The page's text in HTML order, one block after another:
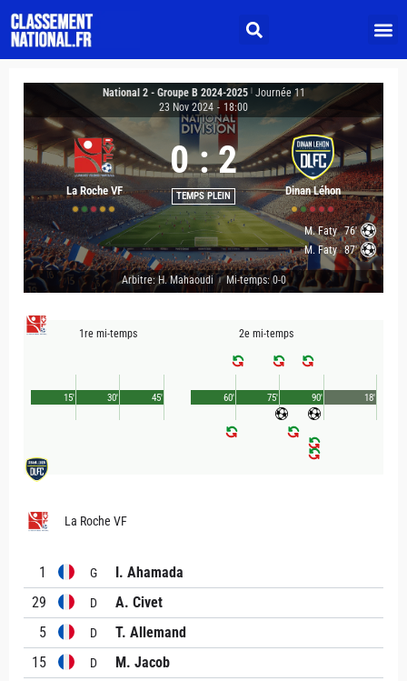
National 2 - Groupe B 2024-2025
Journée 11
23 Nov 2024 - 18:00
La Roche VF
0 : 2
TEMPS PLEIN Dinan Léhon
M. Faty 76'
M. Faty 87'
Arbitre: H. Mahaoudi | Mi-temps: 0-0
1re mi-temps
45'
15' 30'
2e mi-temps
90'
60' 75' 18'
La Roche VF
1 G
I. Ahamada
29
D
A. Civet
5
D
T. Allemand
15
D
M. Jacob